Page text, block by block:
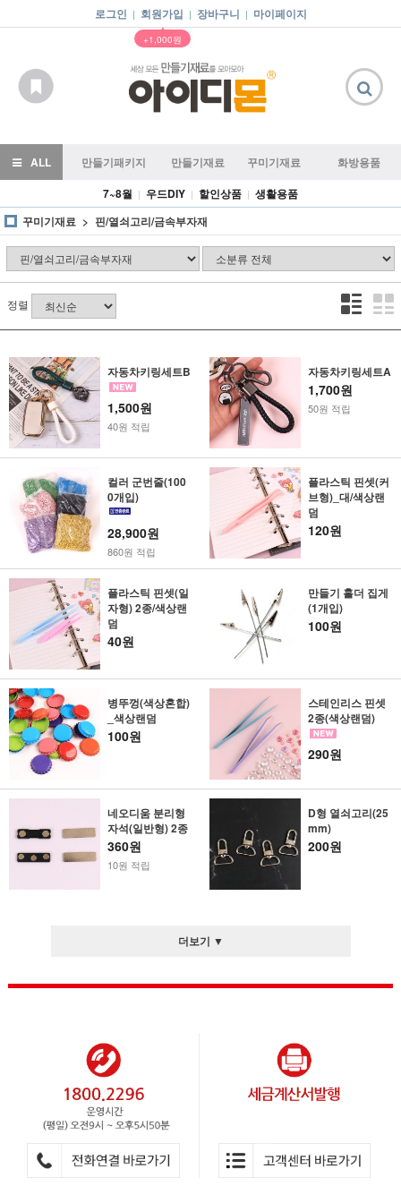
로그인 | 회원가입 |
▲
+1,000원
장바구니 | 마이페이지
ALL 만들기패키지 만들기재료 꾸미기재료
화방용품
7~8월 | 우드DIY | 할인상품 | 생활용품
꾸미기재료
핀/열쇠고리/금속부자재
정렬
자동차키링세트B
1,500원
40원 적립
자동차키링세트A
1,700원
50원 적립
컬러 군번줄(100
0개입)
28,900원
860원 적립
플라스틱 핀셋(커
브형)_대/색상랜
덤
120원
플라스틱 핀셋(일
자형) 2종/색상랜
덤
40원
만들기 홀더 집게
(1개입)
100원
병뚜껑(색상혼합)
_색상랜덤
100원
스테인리스 핀셋
2종(색상랜덤)
290원
네오디움 분리형
자석(일반형) 2종
360원
10원 적립
D형 열쇠고리(25
mm)
200원
더보기 ▼